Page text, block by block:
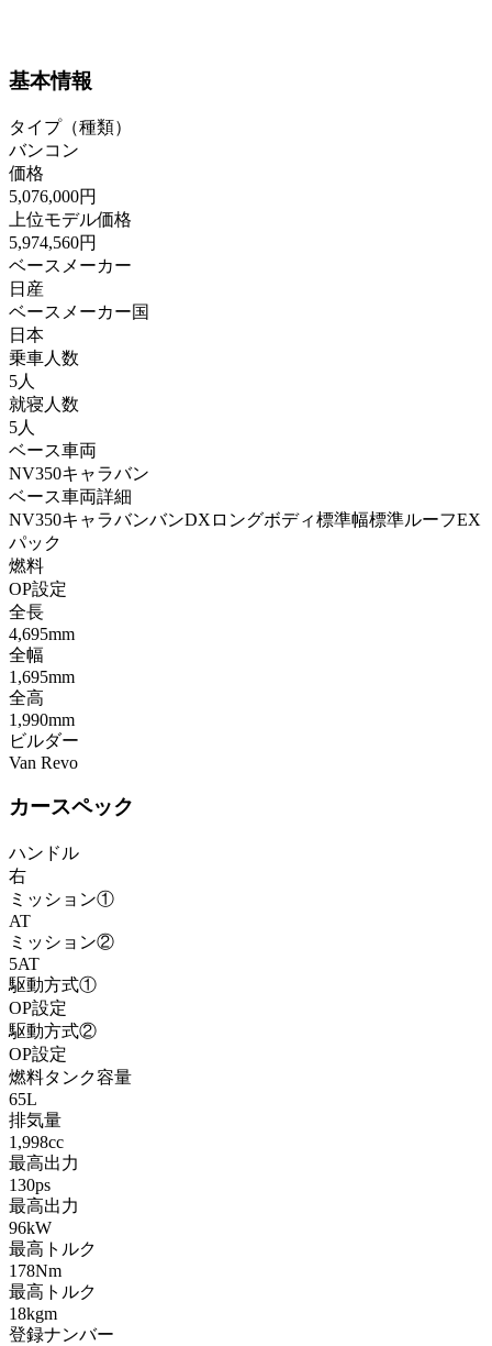
基本情報
タイプ（種類）
バンコン
価格
5,076,000円
上位モデル価格
5,974,560円
ベースメーカー
日産
ベースメーカー国
日本
乗車人数
5人
就寝人数
5人
ベース車両
NV350キャラバン
ベース車両詳細
NV350キャラバンバンDXロングボディ標準幅標準ルーフEX
パック
燃料
OP設定
全長
4,695mm
全幅
1,695mm
全高
1,990mm
ビルダー
Van Revo
カースペック
ハンドル
右
ミッション①
AT
ミッション②
5AT
駆動方式①
OP設定
駆動方式②
OP設定
燃料タンク容量
65L
排気量
1,998cc
最高出力
130ps
最高出力
96kW
最高トルク
178Nm
最高トルク
18kgm
登録ナンバー